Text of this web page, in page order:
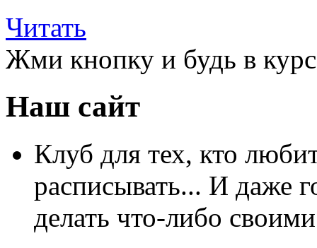
Читать
Жми кнопку и будь в
Наш сайт
Клуб для тех, кто
расписывать... И даже
делать что-либо